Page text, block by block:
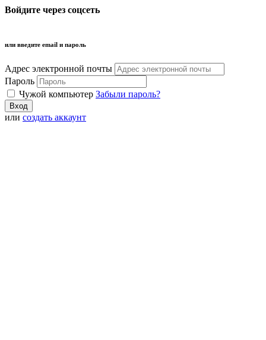
Войдите через соцсеть
или введите email и пароль
Адрес электронной почты
Пароль
Чужой компьютер Забыли пароль?
или создать аккаунт